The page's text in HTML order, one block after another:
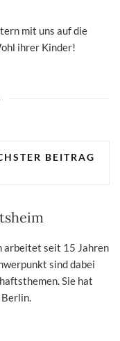
mit uns auf die
ihrer Kinder!
BEITRAG
arbeitet seit 15 Jahren
sind dabei
Sie hat